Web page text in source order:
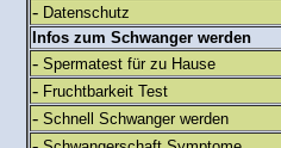
- Datenschutz
Infos zum Schwanger werden
- Spermatest für zu Hause
- Fruchtbarkeit Test
- Schnell Schwanger werden